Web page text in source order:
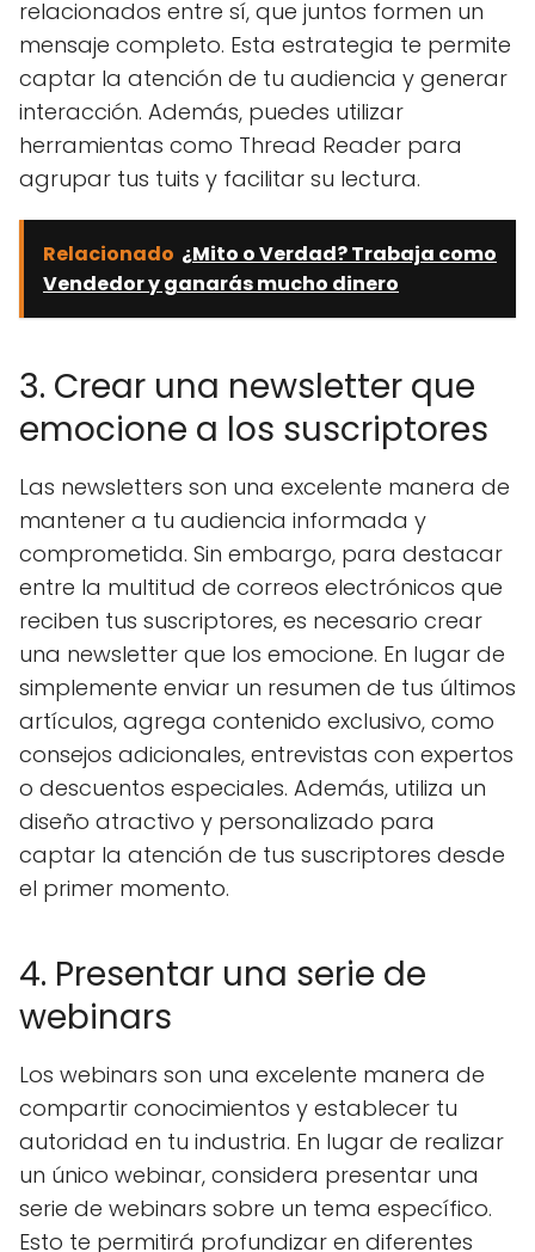
relacionados entre sí, que juntos formen un
mensaje completo. Esta estrategia te permite
captar la atención de tu audiencia y generar
interacción. Además, puedes utilizar
herramientas como Thread Reader para
agrupar tus tuits y facilitar su lectura.
Relacionado ¿Mito o Verdad? Trabaja como
Vendedor y ganarás mucho dinero
3. Crear una newsletter que
emocione a los suscriptores
Las newsletters son una excelente manera de
mantener a tu audiencia informada y
comprometida. Sin embargo, para destacar
entre la multitud de correos electrónicos que
reciben tus suscriptores, es necesario crear
una newsletter que los emocione. En lugar de
simplemente enviar un resumen de tus últimos
artículos, agrega contenido exclusivo, como
consejos adicionales, entrevistas con expertos
o descuentos especiales. Además, utiliza un
diseño atractivo y personalizado para
captar la atención de tus suscriptores desde
el primer momento.
4. Presentar una serie de
webinars
Los webinars son una excelente manera de
compartir conocimientos y establecer tu
autoridad en tu industria. En lugar de realizar
un único webinar, considera presentar una
serie de webinars sobre un tema específico.
Esto te permitirá profundizar en diferentes